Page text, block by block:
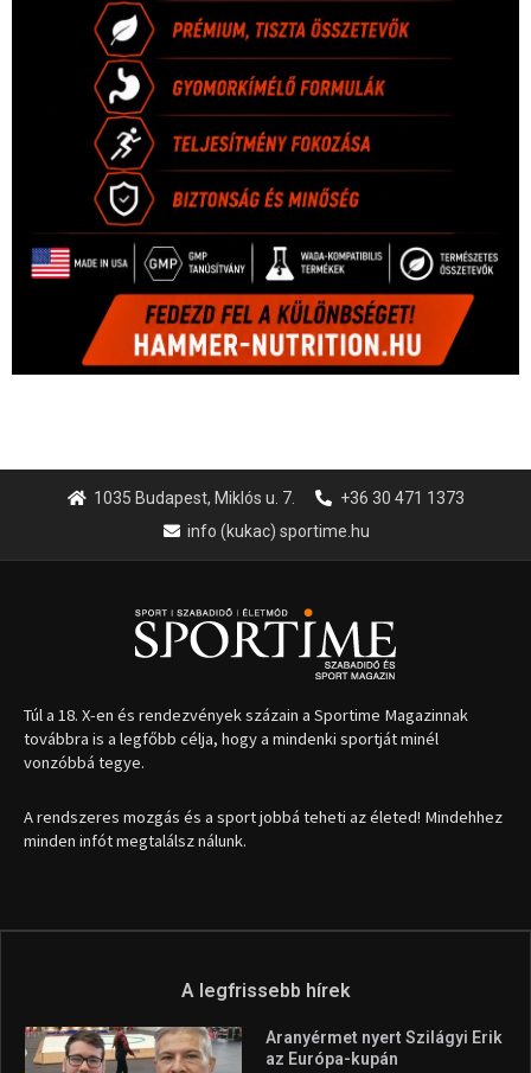
1035 Budapest, Miklós u. 7.
+36 30 471 1373
info (kukac) sportime.hu
Túl a 18. X-en és rendezvények százain a Sportime Magazinnak
továbbra is a legfőbb célja, hogy a mindenki sportját minél
vonzóbbá tegye.
A rendszeres mozgás és a sport jobbá teheti az életed! Mindehhez
minden infót megtalálsz nálunk.
A legfrissebb hírek
Aranyérmet nyert Szilágyi Erik
az Európa-kupán